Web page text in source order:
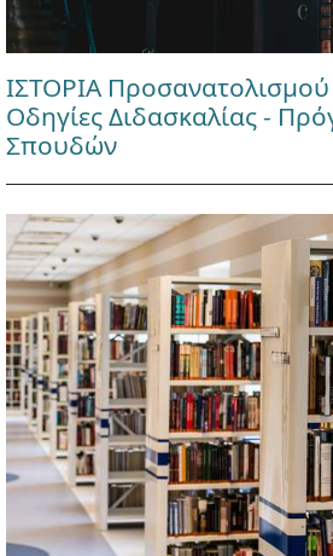
ΙΣΤΟΡΙΑ
Οδηγίες Διδασκαλίας -
Σπουδών